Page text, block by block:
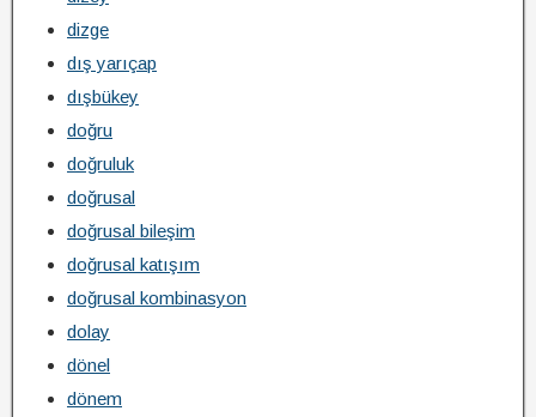
dizge
dış yarıçap
dışbükey
doğru
doğruluk
doğrusal
doğrusal bileşim
doğrusal katışım
doğrusal kombinasyon
dolay
dönel
dönem